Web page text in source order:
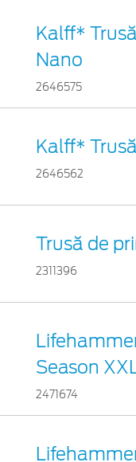
Kalff*
Nano
2646575
Kalff*
2646562
Trusă de
2311396
Season
2471674